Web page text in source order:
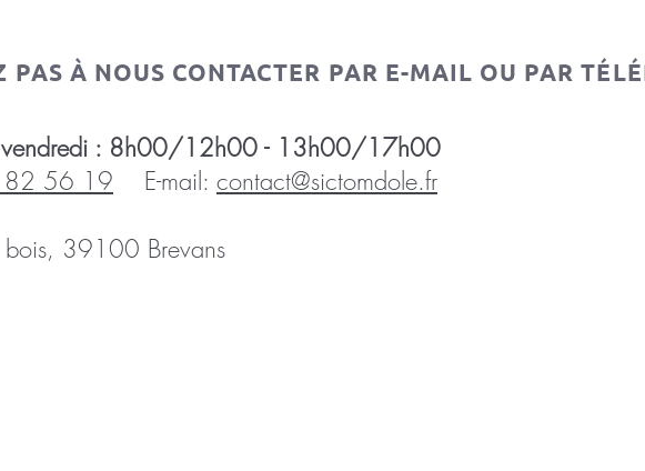
PAS À NOUS CONTACTER PAR E-MAIL OU PAR
vendredi : 8h00/12h00 - 13h00/17h00
56 19 E-mail: contact@sictomdole.fr
39100 Brevans